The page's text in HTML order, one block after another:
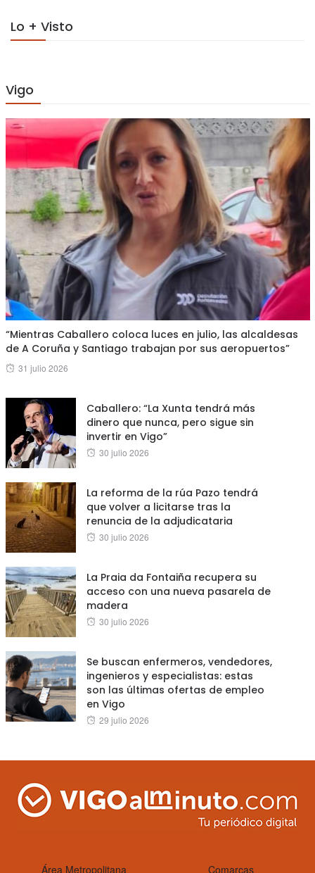
Lo + Visto
Vigo
“Mientras Caballero coloca luces en julio, las alcaldesas
de A Coruña y Santiago trabajan por sus aeropuertos”
Posted
31 julio 2026
Caballero: “La Xunta tendrá más
dinero que nunca, pero sigue sin
invertir en Vigo”
Posted
30 julio 2026
La reforma de la rúa Pazo tendrá
que volver a licitarse tras la
renuncia de la adjudicataria
Posted
30 julio 2026
La Praia da Fontaiña recupera su
acceso con una nueva pasarela de
madera
Posted
30 julio 2026
Se buscan enfermeros, vendedores,
ingenieros y especialistas: estas
son las últimas ofertas de empleo
en Vigo
Posted
29 julio 2026
Área Metropolitana Comarcas